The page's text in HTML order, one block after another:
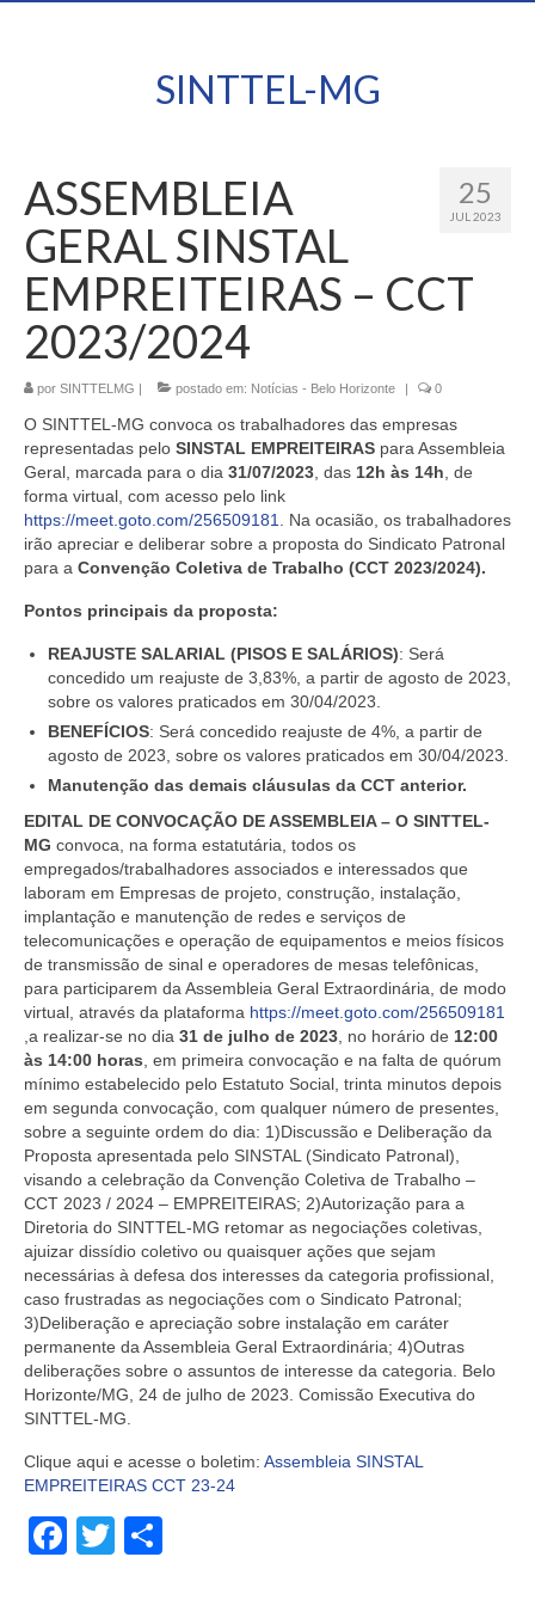
SINTTEL-MG
25
JUL 2023
ASSEMBLEIA
GERAL SINSTAL
EMPREITEIRAS – CCT
2023/2024
por SINTTELMG | postado em: Notícias - Belo Horizonte | 0
O SINTTEL-MG convoca os trabalhadores das empresas
representadas pelo SINSTAL EMPREITEIRAS para Assembleia
Geral, marcada para o dia 31/07/2023 , das 12h às 14h de
forma virtual , com acesso pelo link
https://meet.goto.com/256509181
. Na ocasião, os trabalhadores
irão apreciar e deliberar sobre a proposta do Sindicato Patronal
para a Convenção Coletiva de Trabalho (CCT 2023/2024).
Pontos principais da proposta:
REAJUSTE SALARIAL (PISOS E SALÁRIOS): Será
concedido um reajuste de 3,83% , a partir de agosto de 2023,
sobre os valores praticados em 30/04/2023.
BENEFÍCIOS: Será concedido reajuste de 4% , a partir de
agosto de 2023, sobre os valores praticados em 30/04/2023.
Manutenção das demais cláusulas da CCT anterior.
EDITAL DE CONVOCAÇÃO DE ASSEMBLEIA – O SINTTEL-
MG convoca, na forma estatutária, todos os
empregados/trabalhadores associados e interessados que
laboram em Empresas de projeto, construção, instalação,
implantação e manutenção de redes e serviços de
telecomunicações e operação de equipamentos e meios físicos
de transmissão de sinal e operadores de mesas telefônicas,
para participarem da Assembleia Geral Extraordinária, de modo
virtual, através da plataforma https://meet.goto.com/256509181
,a realizar-se no dia 31 de julho de 2023 , no horário de 12:00
às 14:00 horas , em primeira convocação e na falta de quórum
mínimo estabelecido pelo Estatuto Social, trinta minutos depois
em segunda convocação, com qualquer número de presentes,
sobre a seguinte ordem do dia: 1)Discussão e Deliberação da
Proposta apresentada pelo SINSTAL (Sindicato Patronal),
visando a celebração da Convenção Coletiva de Trabalho –
CCT 2023 / 2024 – EMPREITEIRAS; 2)Autorização para a
Diretoria do SINTTEL-MG retomar as negociações coletivas,
ajuizar dissídio coletivo ou quaisquer ações que sejam
necessárias à defesa dos interesses da categoria profissional,
caso frustradas as negociações com o Sindicato Patronal;
3)Deliberação e apreciação sobre instalação em caráter
permanente da Assembleia Geral Extraordinária; 4)Outras
deliberações sobre o assuntos de interesse da categoria. Belo
Horizonte/MG, 24 de julho de 2023. Comissão Executiva do
SINTTEL-MG.
Clique aqui e acesse o boletim: Assembleia SINSTAL
EMPREITEIRAS CCT 23-24
Facebook
Twitter